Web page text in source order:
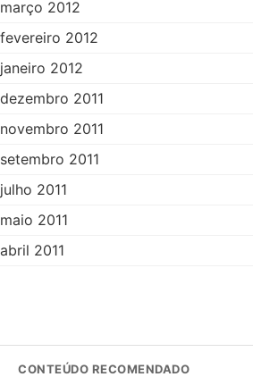
março 2012
fevereiro 2012
janeiro 2012
dezembro 2011
novembro 2011
setembro 2011
julho 2011
maio 2011
abril 2011
CONTEÚDO RECOMENDADO